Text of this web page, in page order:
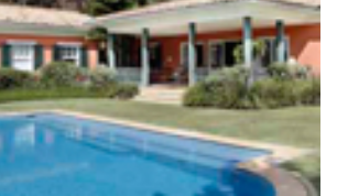
VER PROJETO